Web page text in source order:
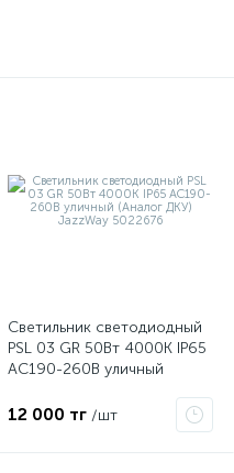
Светильник светодиодный
PSL 03 GR 50Вт 4000К IP65
AC190-260В уличный
5022676
12 000 тг /шт